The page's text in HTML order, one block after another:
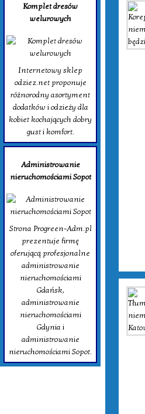
Komplet dresów
welurowych
Internetowy sklep
odziez.net proponuje
różnorodny asortyment
dodatków i odzieży dla
kobiet kochających dobry
gust i komfort.
Administrowanie
nieruchomościami Sopot
Strona Progreen-Adm.pl
prezentuje firmę
oferującą profesjonalne
administrowanie
nieruchomościami
Gdańsk,
administrowanie
nieruchomościami
Gdynia i
administrowanie
nieruchomościami Sopot.